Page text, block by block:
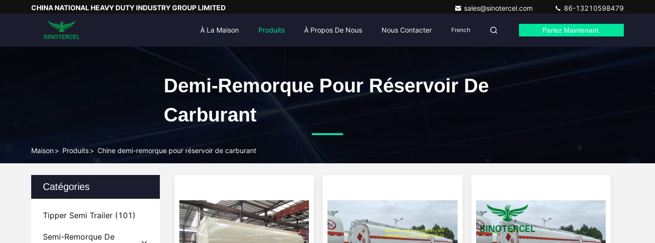
CHINA NATIONAL HEAVY DUTY INDUSTRY GROUP LIMITED sales@sinotercel.com 86-13210598479
À La Maison Produits À Propos De Nous Nous Contacter French Parlez Maintenant.
Demi-Remorque Pour Réservoir De
Carburant
Maison> Produits> Chine demi-remorque pour réservoir de carburant
Catégories
Tipper Semi Trailer (101)
Semi-Remorque De